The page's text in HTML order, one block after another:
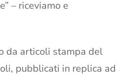
– riceviamo e
da articoli stampa del
pubblicati in replica ad